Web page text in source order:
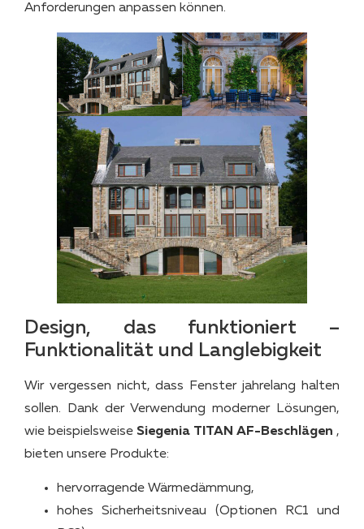
Anforderungen anpassen können.
Design, das funktioniert –
Funktionalität und Langlebigkeit
Wir vergessen nicht, dass Fenster jahrelang halten
sollen. Dank der Verwendung moderner Lösungen,
wie beispielsweise Siegenia TITAN AF-Beschlägen ,
bieten unsere Produkte:
hervorragende Wärmedämmung,
hohes Sicherheitsniveau (Optionen RC1 und